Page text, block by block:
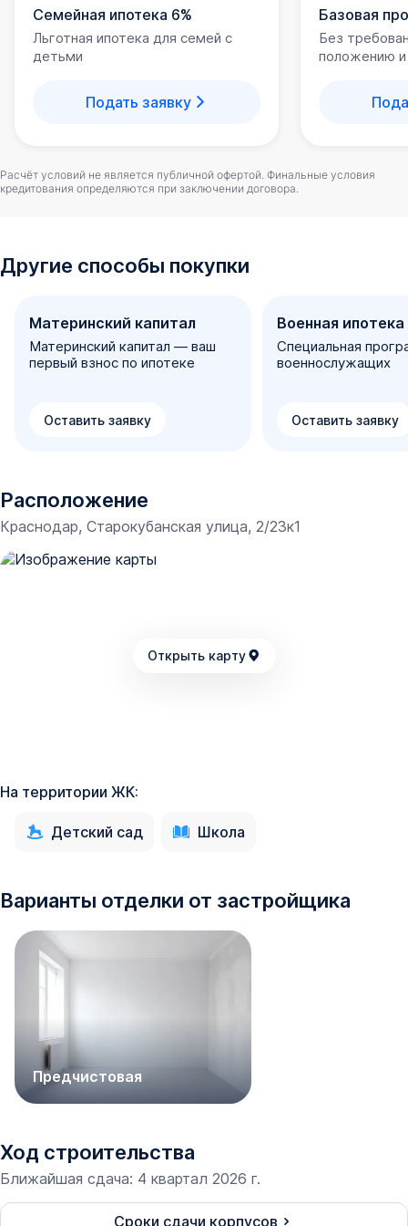
благоустроена - так называемый «зеленый занавес»
выступает в роли зонирования пространства. Детские
игровые и спортивные площадки, памп-трек,
комфортной жизни. По всей территории работает
системой распознавания гос. номеров, охраняемая
Для автолюбителей предусмотрен подземный (с
станциями для электрокаров. Всего 2300 м/м - места
хватит всем.
Дизайнерские входные группы выполнены из
предусмотрена зона консьержа, колясочные и
лапомоечные комнаты.
Семейная ипотека 6%
Льготная ипотека для семей с
детьми
Подать заявку
Базовая
Без
положению
Расчёт условий не является публичной офертой. Финальные условия
кредитования определяются при заключении договора.
Другие способы покупки
Материнский капитал
Материнский капитал — ваш
первый взнос по ипотеке
Оставить заявку
Военная ипотека
Специальная
военнослужащих
Оставить заявку
Расположение
Краснодар, Старокубанская улица, 2/23к1
Открыть карту
На территории ЖК:
Детский сад Школа
Варианты отделки от застройщика
Предчистовая
Ход строительства
Ближайшая сдача: 4 квартал 2026 г.
Сроки сдачи корпусов